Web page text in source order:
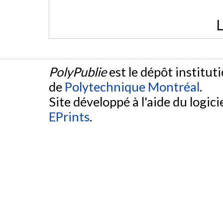
PolyPublieest le dépôt
de Polytechnique Montréal.
Site développé à l'aide du
EPrints.